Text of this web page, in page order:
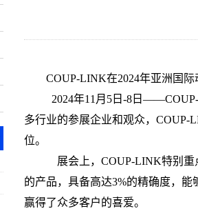
COUP-LINK在2024年亚洲国
2024年11月 5 日 -8日 ——COUP-
多行业的参展企业和观众，COUP-
位。
展会上， COUP-LINK特别重
的产品，具备高达3%的精确度，能
赢得了众多客户的喜爱。